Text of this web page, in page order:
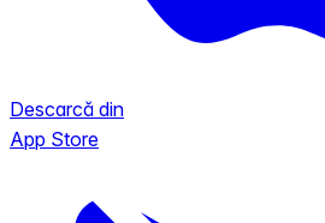
Descarcă din
App Store